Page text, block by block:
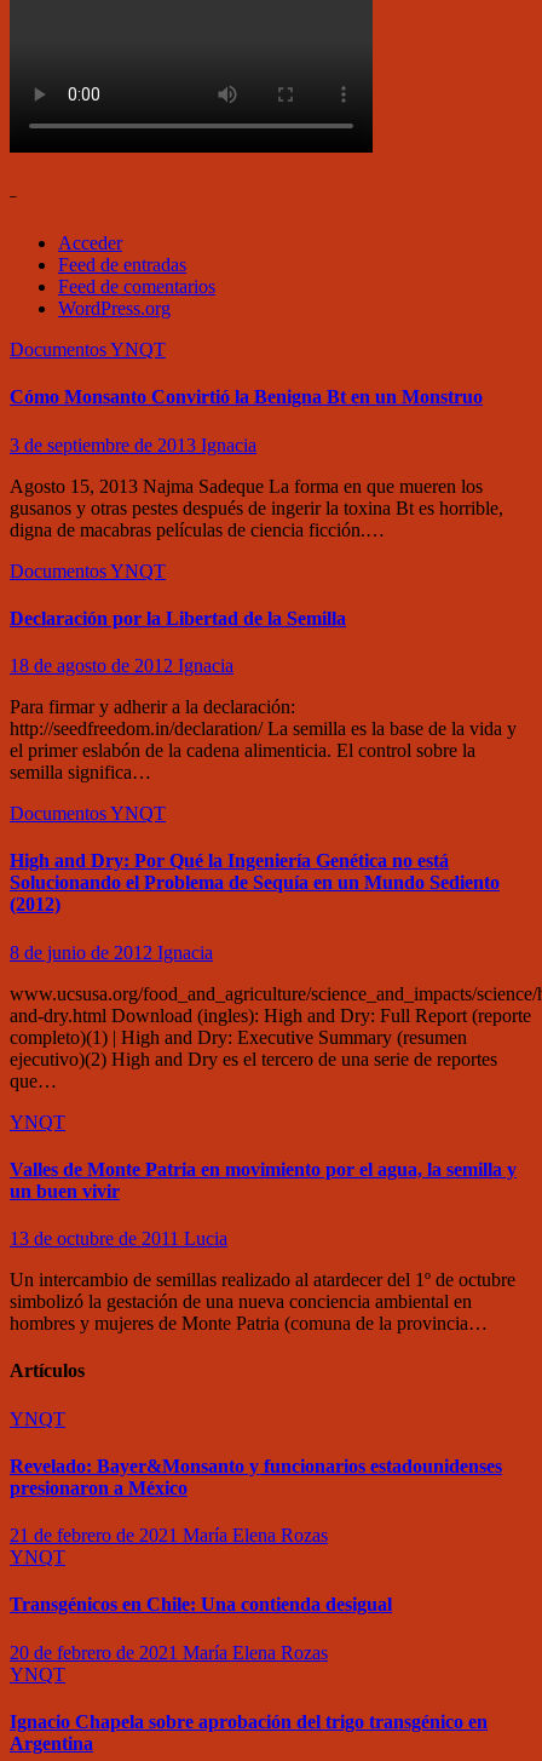
–
Acceder
Feed de entradas
Feed de comentarios
WordPress.org
DocumentosYNQT
Cómo Monsanto Convirtió la Benigna Bt en un Monstruo
3 de septiembre de 2013 Ignacia
Agosto 15, 2013 Najma Sadeque La forma en que mueren los
gusanos y otras pestes después de ingerir la toxina Bt es horrible,
digna de macabras películas de ciencia ficción.…
DocumentosYNQT
Declaración por la Libertad de la Semilla
18 de agosto de 2012 Ignacia
Para firmar y adherir a la declaración:
http://seedfreedom.in/declaration/ La semilla es la base de la vida y
el primer eslabón de la cadena alimenticia. El control sobre la
semilla significa…
DocumentosYNQT
High and Dry: Por Qué la Ingeniería Genética no está
Solucionando el Problema de Sequía en un Mundo Sediento
(2012)
8 de junio de 2012 Ignacia
www.ucsusa.org/food_and_agriculture/science_and_impacts/
and-dry.html Download (ingles): High and Dry: Full Report (reporte
completo)(1) | High and Dry: Executive Summary (resumen
ejecutivo)(2) High and Dry es el tercero de una serie de reportes
que…
YNQT
Valles de Monte Patria en movimiento por el agua, la semilla y
un buen vivir
13 de octubre de 2011 Lucia
Un intercambio de semillas realizado al atardecer del 1º de octubre
simbolizó la gestación de una nueva conciencia ambiental en
hombres y mujeres de Monte Patria (comuna de la provincia…
Artículos
YNQT
Revelado: Bayer&Monsanto y funcionarios estadounidenses
presionaron a México
21 de febrero de 2021 María Elena Rozas
YNQT
Transgénicos en Chile: Una contienda desigual
20 de febrero de 2021 María Elena Rozas
YNQT
Ignacio Chapela sobre aprobación del trigo transgénico en
Argentina